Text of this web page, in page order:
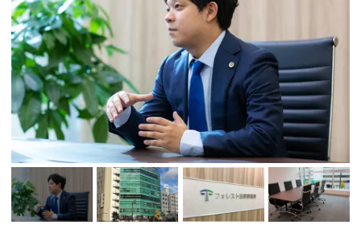
任意整理
時効援用
会社破産・法人破産
消費者金融・サラ金
闇金
コラム
債務整理
個人再生（民事再生）
過払金
借金問題